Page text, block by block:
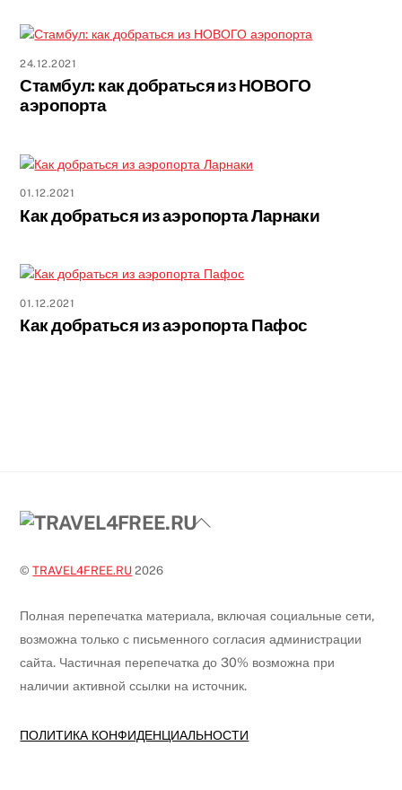
24.12.2021
Стамбул: как добраться из НОВОГО
аэропорта
01.12.2021
Как добраться из аэропорта Ларнаки
01.12.2021
Как добраться из аэропорта Пафос
Back
©TRAVEL4FREE.RU 2026
Полная перепечатка материала, включая социальные сети,
возможна только с письменного согласия администрации
сайта. Частичная перепечатка до 30% возможна при
наличии активной ссылки на источник.
ПОЛИТИКА КОНФИДЕНЦИАЛЬНОСТИ